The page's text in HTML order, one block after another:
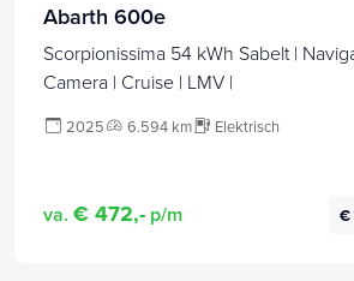
Abarth 600e
Scorpionissima 54 kWh Sabelt |
Camera | Cruise | LMV |
2025 6.594 km Elektrisch
va. € 472,- p/m €